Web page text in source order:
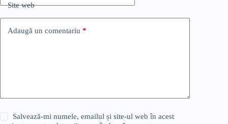
Site web
Adaugă un comentariu *
Salvează-mi numele, emailul și site-ul web în acest